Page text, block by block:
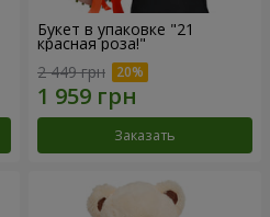
Букет в упаковке "21
красная роза!"
2 449 грн
Заказать